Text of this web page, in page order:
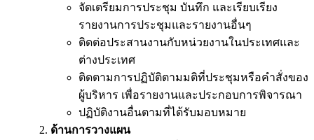
จัดเตรียมการประชุม บันทึก และเรียบเรียง
รายงานการประชุมและรายงานอื่นๆ
ติดต่อประสานงานกับหน่วยงานในประเทศและ
ต่างประเทศ
ติดตามการปฏิบัติตามมติที่ประชุมหรือคำสั่งของ
ผู้บริหาร เพื่อรายงานและประกอบการพิจารณา
ปฏิบัติงานอื่นตามที่ได้รับมอบหมาย
ด้านการวางแผน